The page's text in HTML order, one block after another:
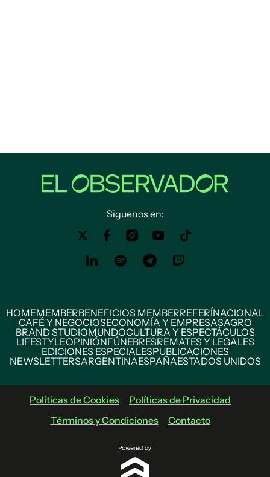
Siguenos en:
HOMEMEMBERBENEFICIOS MEMBERREFERÍNACIONAL
CAFÉ Y NEGOCIOSECONOMÍA Y EMPRESASAGRO
BRAND STUDIOMUNDOCULTURA Y ESPECTÁCULOS
LIFESTYLEOPINIÓNFÚNEBRESREMATES Y LEGALES
EDICIONES ESPECIALESPUBLICACIONES
NEWSLETTERSARGENTINAESPAÑAESTADOS UNIDOS
Políticas de Cookies
Políticas de Privacidad
Términos y Condiciones
Contacto